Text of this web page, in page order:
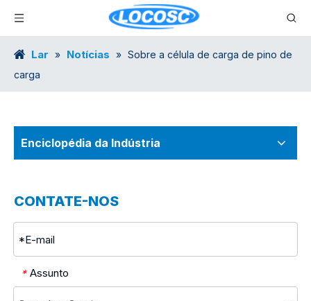
Lar » Notícias » Sobre a célula de carga de pino de
carga
Enciclopédia da Indústria
CONTATE-NOS
* Assunto